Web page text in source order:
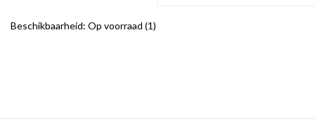
Beschikbaarheid: Op voorraad (1)